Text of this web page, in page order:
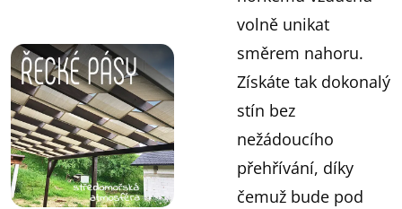
volně unikat
směrem nahoru.
Získáte tak dokonalý
stín bez
nežádoucího
přehřívání, díky
čemuž bude pod